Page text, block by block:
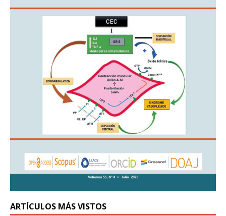
ARTÍCULOS MÁS VISTOS